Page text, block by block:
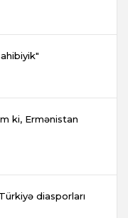
ki, Ermənistan
diasporları